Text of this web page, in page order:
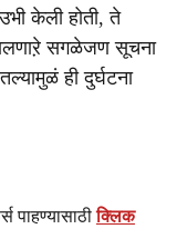
केली होती, ते
सगळेजण सूचना
ही दुर्घटना
पाहण्यासाठीक्लिक